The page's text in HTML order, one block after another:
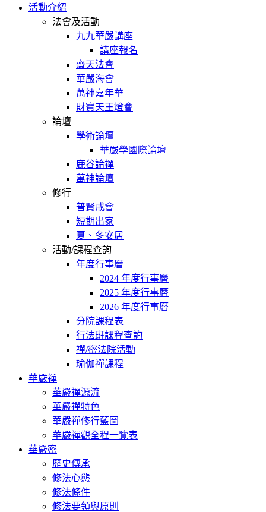
活動介紹
法會及活動
九九華嚴講座
講座報名
齋天法會
華嚴海會
萬神嘉年華
財寶天王燈會
論壇
學術論壇
華嚴學國際論壇
鹿谷論禪
萬神論壇
修行
普賢戒會
短期出家
夏、冬安居
活動/課程查詢
年度行事曆
2024 年度行事曆
2025 年度行事曆
2026 年度行事曆
分院課程表
行法班課程查詢
禪/密法院活動
瑜伽禪課程
華嚴禪
華嚴禪源流
華嚴禪特色
華嚴禪修行藍圖
華嚴禪觀全程一覽表
華嚴密
歷史傳承
修法心態
修法條件
修法要領與原則